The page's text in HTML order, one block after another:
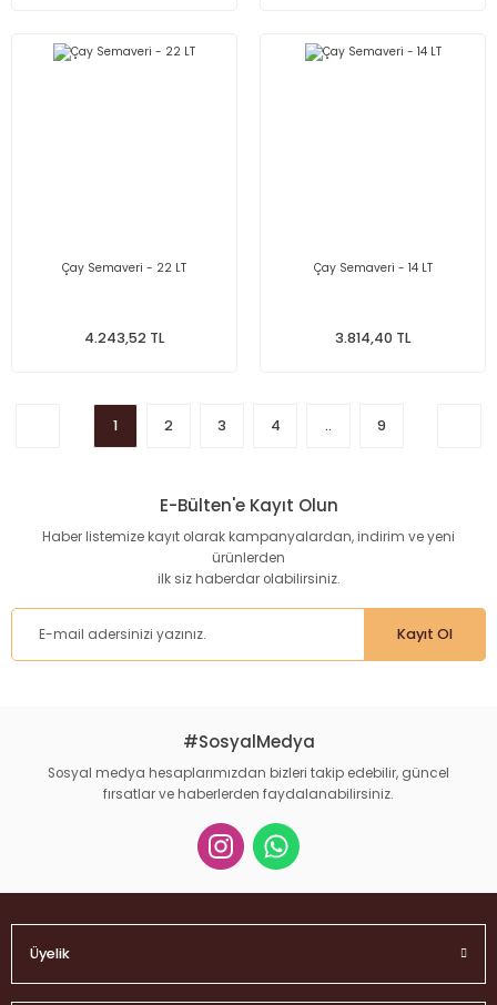
Çay Semaveri - 22 LT
4.243,52 TL
Çay Semaveri - 14 LT
3.814,40 TL
1 2 3 4 .. 9
E-Bülten'e Kayıt Olun
Haber listemize kayıt olarak kampanyalardan, indirim ve yeni
ürünlerden
ilk siz haberdar olabilirsiniz.
Kayıt Ol
#SosyalMedya
Sosyal medya hesaplarımızdan bizleri takip edebilir, güncel
fırsatlar ve haberlerden faydalanabilirsiniz.
Üyelik